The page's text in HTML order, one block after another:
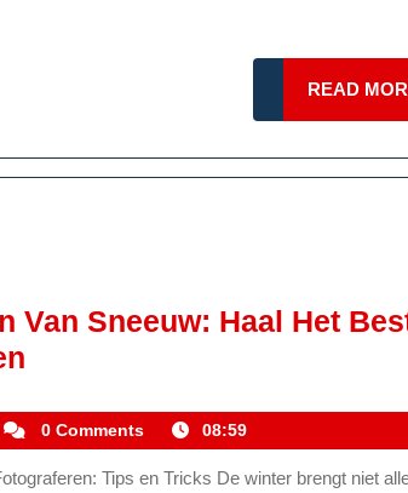
Verbeter
READ
Van Sneeuw: Haal Het
Het
Fotograferen
kemmelhistoric
0 Comments 08:59